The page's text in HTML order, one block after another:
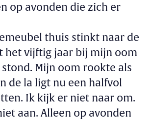
op avonden die zich er
thuis stinkt naar de
het vijftig jaar bij mijn oom
Mijn oom rookte als
de la ligt nu een halfvol
Ik kijk er niet naar om.
aan. Alleen op avonden